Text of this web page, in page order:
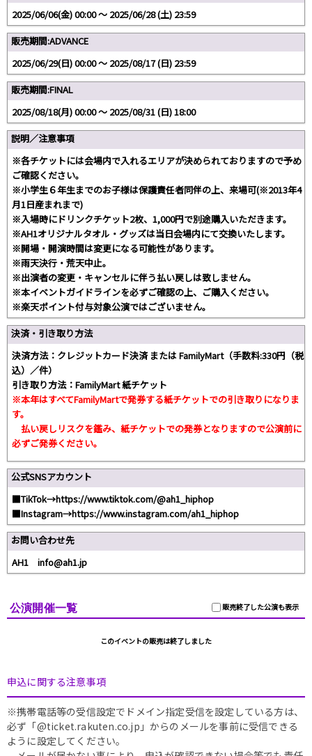
2025/06/06(金) 00:00 〜 2025/06/28 (土) 23:59
販売期間:ADVANCE
2025/06/29(日) 00:00 〜 2025/08/17 (日) 23:59
販売期間:FINAL
2025/08/18(月) 00:00 〜 2025/08/31 (日) 18:00
説明／注意事項
※各チケットには会場内で入れるエリアが決められておりますので予め
ご確認ください。
※小学生６年生までのお子様は保護責任者同伴の上、来場可(※2013年4
月1日産まれまで)
※入場時にドリンクチケット2枚、1,000円で別途購入いただきます。
※AH1オリジナルタオル・グッズは当日会場内にて交換いたします。
※開場・開演時間は変更になる可能性があります。
※雨天決行・荒天中止。
※出演者の変更・キャンセルに伴う払い戻しは致しません。
※本イベントガイドラインを必ずご確認の上、ご購入ください。
※楽天ポイント付与対象公演ではございません。
決済・引き取り方法
決済方法：クレジットカード決済 または FamilyMart（手数料:330円（税
込）／件）
引き取り方法：FamilyMart 紙チケット
※本年はすべてFamilyMartで発券する紙チケットでの引き取りになりま
す。
払い戻しリスクを鑑み、紙チケットでの発券となりますので公演前に
必ずご発券ください。
公式SNSアカウント
■TikTok→https://www.tiktok.com/@ah1_hiphop
■Instagram→https://www.instagram.com/ah1_hiphop
お問い合わせ先
AH1 info@ah1.jp
販売終了した公演も表示
公演開催一覧
このイベントの販売は終了しました
申込に関する注意事項
※携帯電話等の受信設定でドメイン指定受信を設定している方は、
必ず「@ticket.rakuten.co.jp」からのメールを事前に受信できる
ように設定してください。